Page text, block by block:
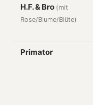
H.F. & Bro (mit
Rose/Blume/Blüte)
Primator